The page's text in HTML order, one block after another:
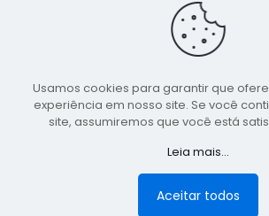
Centro, São Bento do Una - PE. CEP:
TELEFONE: (81) 99548-
E-MAIL:
Copyright 2021-2026 - Assessoria de
Prefeitura de São Bento do
Página desenvolvida pela
publicidadeLumusWeb -
Usamos cookies para garantir que
experiência em nosso site. Se você
site, assumiremos que você está
Leia mais...
Aceitar todos